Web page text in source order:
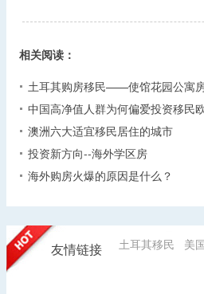
相关阅读：
土耳其购房移民——使馆花园公寓
中国高净值人群为何偏爱投资移民
澳洲六大适宜移民居住的城市
投资新方向--海外学区房
海外购房火爆的原因是什么？
友情链接 土耳其移民 美